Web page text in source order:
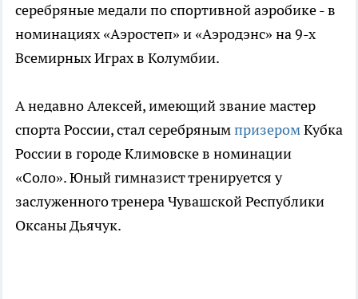
серебряные медали по спортивной аэробике - в
номинациях «Аэростеп» и «Аэродэнс» на 9-х
Всемирных Играх в Колумбии.
А недавно Алексей, имеющий звание мастер
спорта России, стал серебрянымпризеромКубка
России в городе Климовске в номинации
«Соло». Юный гимназист тренируется у
заслуженного тренера Чувашской Республики
Оксаны Дьячук.